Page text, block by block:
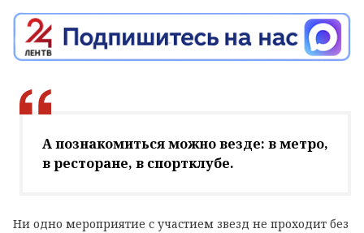
А познакомиться можно везде: в метро,
в ресторане, в спортклубе.
Ни одно мероприятие с участием звезд не проходит без